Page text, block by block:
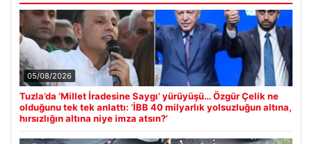
05/08/2026
Tuzla’da ‘Millet İradesine Saygı’ yürüyüşü… Özgür Çelik ne
olduğunu tek tek anlattı: ‘İBB 40 milyarlık yolsuzluğun altına,
hırsızlığın altına niye imza atsın?’